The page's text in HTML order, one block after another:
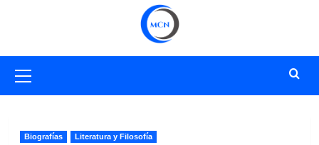
primario
Biografías Literatura y Filosofía